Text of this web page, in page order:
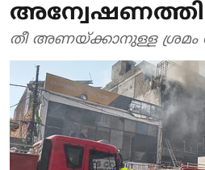
തീ അണയ്ക്കാനുള്ള